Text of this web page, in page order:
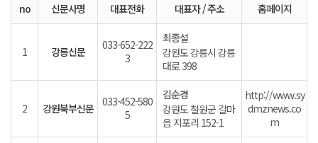
no 신문사명 대표전화 대표자 / 주소 홈페이지
1 강릉신문
033-652-222
3
최종설
강원도 강릉시 강릉
대로 398
2 강원북부신문
033-452-580
5
김순경
강원도 철원군 갈마
읍 지포리 152-1
http://www.sy
dmznews.co
m